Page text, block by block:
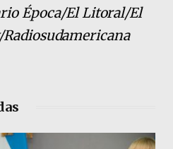
Época/El Litoral/El